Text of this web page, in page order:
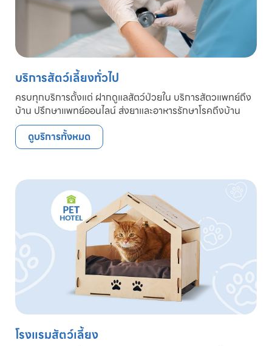
บริการสัตว์เลี้ยงทั่วไป
ครบทุกบริการตั้งแต่ ฝากดูแลสัตว์ป่วยใน บริการสัตวแพทย์ถึง
บ้าน ปรึกษาแพทย์ออนไลน์ ส่งยาและอาหารรักษาโรคถึงบ้าน
ดูบริการทั้งหมด
โรงแรมสัตว์เลี้ยง